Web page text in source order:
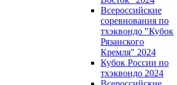
Всероссийские
соревнования по
тхэквондо "Кубок
Рязанского
Кремля" 2024
Кубок России по
тхэквондо 2024